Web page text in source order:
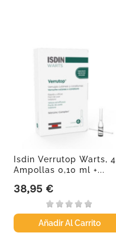
Isdin Verrutop Warts, 4
Ampollas 0,10 ml +...
Precio
38,95 €
Añadir Al Carrito